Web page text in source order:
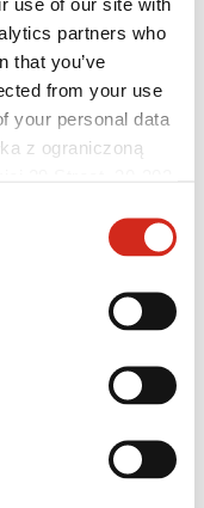
partners who
that you’ve
from your use
your personal data
z ograniczoną